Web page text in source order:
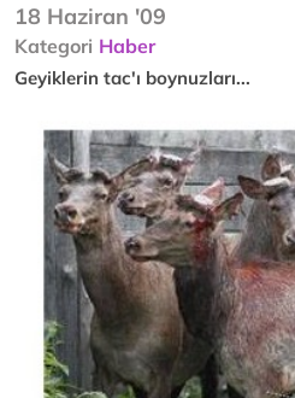
18 Haziran '09
Kategori Haber
Geyiklerin tac'ı boynuzları...